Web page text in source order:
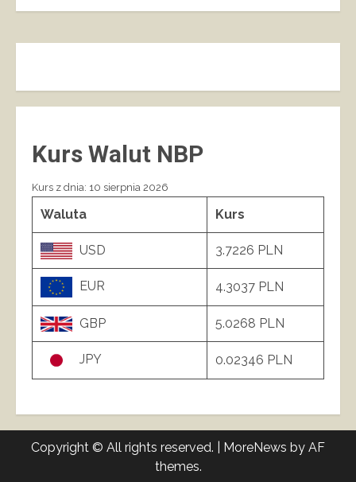
Kurs Walut NBP
Kurs z dnia: 10 sierpnia 2026
Waluta Kurs
USD 3.7226 PLN
EUR 4.3037 PLN
GBP 5.0268 PLN
JPY 0.02346 PLN
Copyright © All rights reserved. MoreNews by AF
themes.